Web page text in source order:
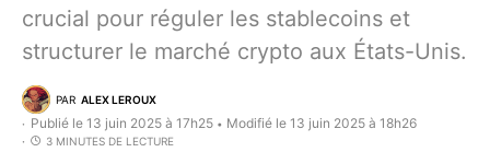
crucial pour réguler les stablecoins et
structurer le marché crypto aux États-Unis.
PAR ALEX LEROUX
Publié le 13 juin 2025 à 17h25 • Modifié le 13 juin 2025 à 18h26
3 MINUTES DE LECTURE